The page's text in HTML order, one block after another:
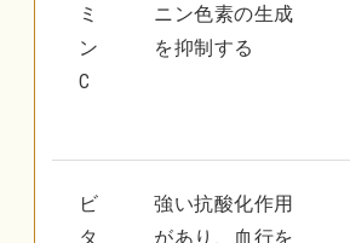
ミ
ン
C
ニン色素の生成
を抑制する
ビ
タ
強い抗酸化作用
があり、血行を